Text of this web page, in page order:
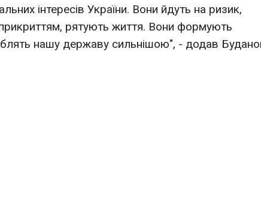
інтересів України. Вони йдуть на ризик,
рятують життя. Вони формують
нашу державу сильнішою", - додав